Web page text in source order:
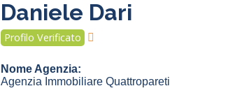
Daniele Dari
Profilo Verificato
Nome Agenzia:
Agenzia Immobiliare Quattropareti